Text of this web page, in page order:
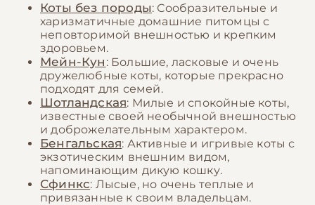
Коты без породы: Сообразительные и
харизматичные домашние питомцы с
неповторимой внешностью и крепким
здоровьем.
Мейн-Кун : Большие, ласковые и очень
дружелюбные коты, которые прекрасно
подходят для семей.
Шотландская: Милые и спокойные коты,
известные своей необычной внешностью
и доброжелательным характером.
Бенгальская: Активные и игривые коты с
экзотическим внешним видом,
напоминающим дикую кошку.
Сфинкс: Лысые, но очень теплые и
привязанные к своим владельцам.